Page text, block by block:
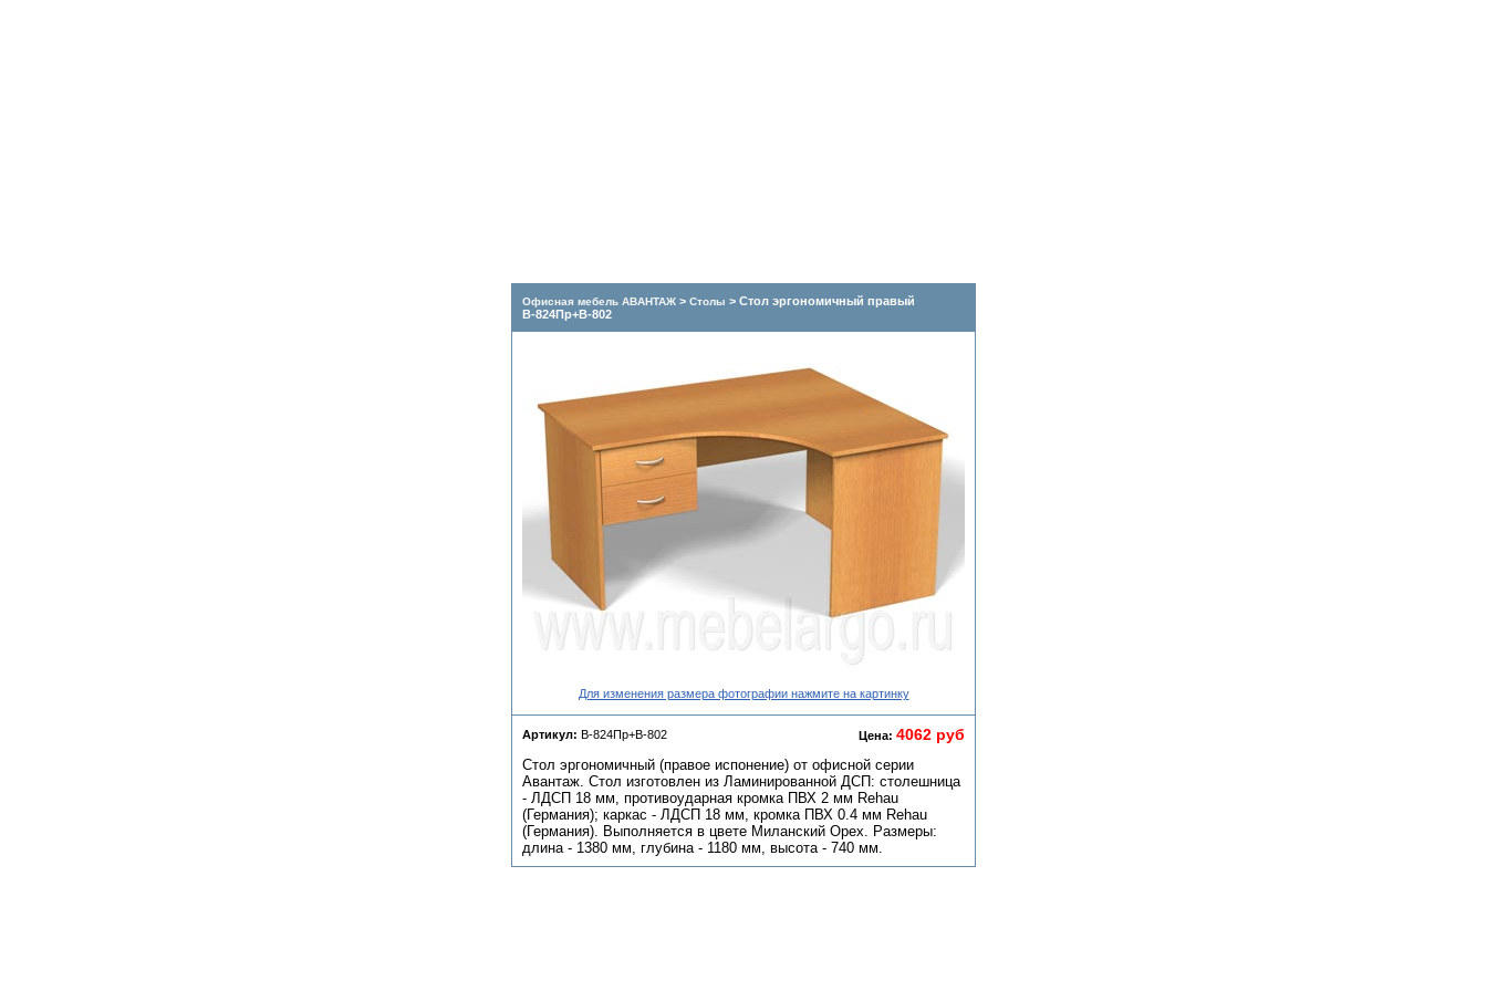
Офисная мебель АВАНТАЖ > Столы > Стол эргономичный правый
В-824Пр+В-802
Для изменения размера фотографии нажмите на картинку
Артикул: В-824Пр+В-802 Цена: 4062 руб
Стол эргономичный (правое испонение) от офисной серии
Авантаж. Стол изготовлен из Ламинированной ДСП: столешница
- ЛДСП 18 мм, противоударная кромка ПВХ 2 мм Rehau
(Германия); каркас - ЛДСП 18 мм, кромка ПВХ 0.4 мм Rehau
(Германия). Выполняется в цвете Миланский Орех. Размеры:
длина - 1380 мм, глубина - 1180 мм, высота - 740 мм.